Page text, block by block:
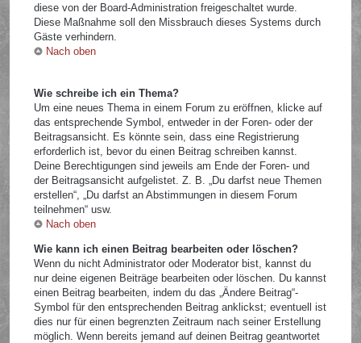
diese von der Board-Administration freigeschaltet wurde.
Diese Maßnahme soll den Missbrauch dieses Systems durch
Gäste verhindern.
Nach oben
Wie schreibe ich ein Thema?
Um eine neues Thema in einem Forum zu eröffnen, klicke auf
das entsprechende Symbol, entweder in der Foren- oder der
Beitragsansicht. Es könnte sein, dass eine Registrierung
erforderlich ist, bevor du einen Beitrag schreiben kannst.
Deine Berechtigungen sind jeweils am Ende der Foren- und
der Beitragsansicht aufgelistet. Z. B. „Du darfst neue Themen
erstellen“, „Du darfst an Abstimmungen in diesem Forum
teilnehmen“ usw.
Nach oben
Wie kann ich einen Beitrag bearbeiten oder löschen?
Wenn du nicht Administrator oder Moderator bist, kannst du
nur deine eigenen Beiträge bearbeiten oder löschen. Du kannst
einen Beitrag bearbeiten, indem du das „Ändere Beitrag“-
Symbol für den entsprechenden Beitrag anklickst; eventuell ist
dies nur für einen begrenzten Zeitraum nach seiner Erstellung
möglich. Wenn bereits jemand auf deinen Beitrag geantwortet